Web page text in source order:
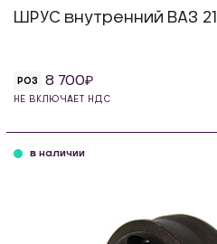
ШРУС внутренний ВАЗ
РОЗ 8 700
НЕ ВКЛЮЧАЕТ НДС
в наличии